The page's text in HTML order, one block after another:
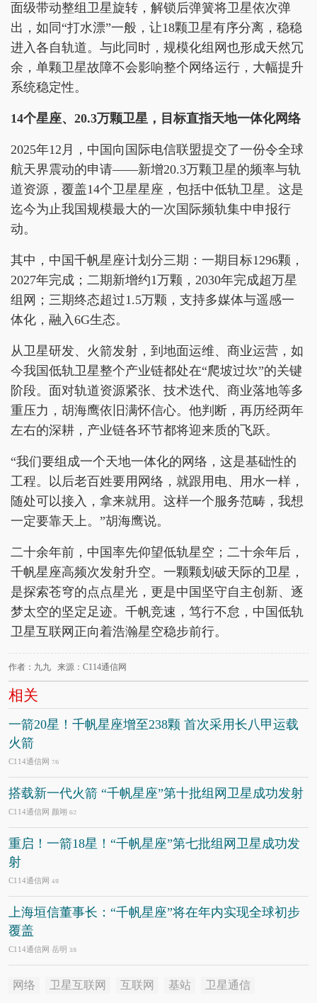
面级带动整组卫星旋转，解锁后弹簧将卫星依次弹
出，如同“打水漂”一般，让18颗卫星有序分离，稳稳
进入各自轨道。与此同时，规模化组网也形成天然冗
余，单颗卫星故障不会影响整个网络运行，大幅提升
系统稳定性。
14个星座、20.3万颗卫星 ， 目标直指天地一体化网络
2025年12月，中国向国际电信联盟提交了一份令全球
航天界震动的申请——新增20.3万颗卫星的频率与轨
道资源，覆盖14个卫星星座，包括中低轨卫星。这是
迄今为止我国规模最大的一次国际频轨集中申报行
动。
其中，中国千帆星座计划分三期：一期目标1296颗，
2027年完成；二期新增约1万颗，2030年完成超万星
组网；三期终态超过1.5万颗，支持多媒体与遥感一
体化，融入6G生态。
从卫星研发、火箭发射，到地面运维、商业运营，如
今我国低轨卫星整个产业链都处在“爬坡过坎”的关键
阶段。面对轨道资源紧张、技术迭代、商业落地等多
重压力，胡海鹰依旧满怀信心。他判断，再历经两年
左右的深耕，产业链各环节都将迎来质的飞跃。
“我们要组成一个天地一体化的网络，这是基础性的
工程。以后老百姓要用网络，就跟用电、用水一样，
随处可以接入，拿来就用。这样一个服务范畴，我想
一定要靠天上。”胡海鹰说。
二十余年前，中国率先仰望低轨星空；二十余年后，
千帆星座高频次发射升空。一颗颗划破天际的卫星，
是探索苍穹的点点星光，更是中国坚守自主创新、逐
梦太空的坚定足迹。千帆竞速，笃行不怠，中国低轨
卫星互联网正向着浩瀚星空稳步前行。
作者：九九 来源：C114通信网
相关
一箭20星！千帆星座增至238颗 首次采用长八甲运载
火箭
C114通信网 7/6
搭载新一代火箭 “千帆星座”第十批组网卫星成功发射
C114通信网 颜翊 6/2
重启！一箭18星！“千帆星座”第七批组网卫星成功发
射
C114通信网 4/8
上海垣信董事长：“千帆星座”将在年内实现全球初步
覆盖
C114通信网 岳明 3/8
网络 卫星互联网 互联网 基站 卫星通信